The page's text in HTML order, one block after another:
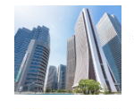
f, 'Gwindow',
'width=550,
height=450,